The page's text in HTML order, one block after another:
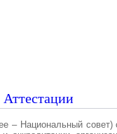
– Национальный